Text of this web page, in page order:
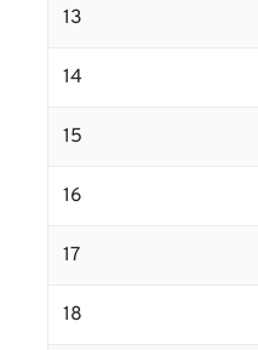
13
14
15
16
17
18